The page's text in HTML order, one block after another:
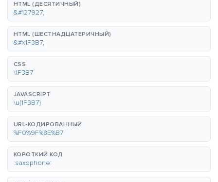
HTML (ДЕСЯТИЧНЫЙ)
&#127927;
HTML (ШЕСТНАДЦАТЕРИЧНЫЙ)
&#x1F3B7;
CSS
\1F3B7
JAVASCRIPT
\u{1F3B7}
URL-КОДИРОВАННЫЙ
%F0%9F%8E%B7
КОРОТКИЙ КОД
:saxophone: